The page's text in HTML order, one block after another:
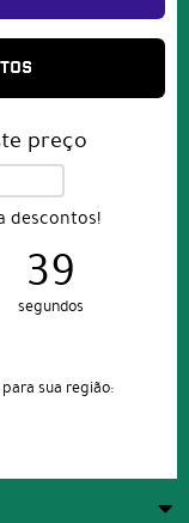
preço
descontos!
38
segundos
sua região: